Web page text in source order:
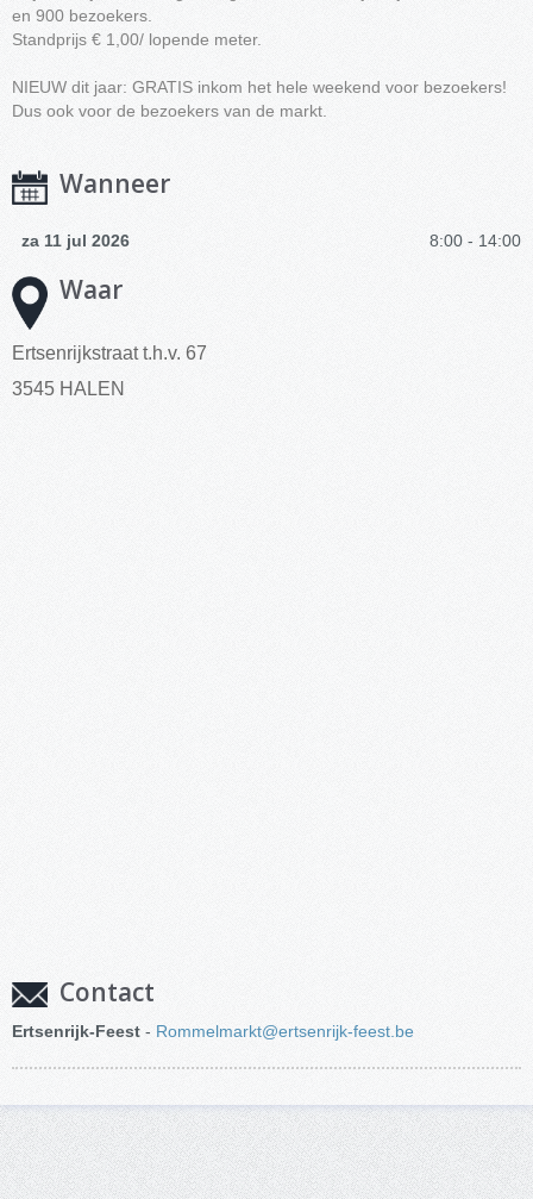
en 900 bezoekers.
Standprijs € 1,00/ lopende meter.
NIEUW dit jaar: GRATIS inkom het hele weekend voor bezoekers!
Dus ook voor de bezoekers van de markt.
Wanneer
za 11 jul 2026 8:00 - 14:00
Waar
Ertsenrijkstraat t.h.v. 67
3545 HALEN
Contact
Ertsenrijk-Feest - Rommelmarkt@ertsenrijk-feest.be